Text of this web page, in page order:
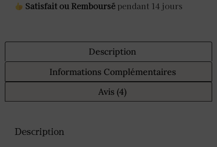
Satisfait ou Remboursé pendant 14 jours
Description
Informations Complémentaires
Avis (4)
Description